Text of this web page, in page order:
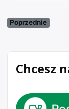
Poprzednie
Chcesz